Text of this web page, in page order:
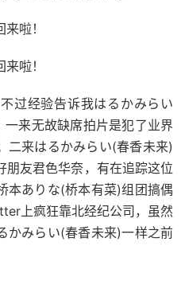
过经验告诉我はるかみらい
来无故缺席拍片是犯了业界
二来はるかみらい(春香未来)
朋友君色华奈，有在追踪这位
本ありな(桥本有菜)组团搞偶
上疯狂靠北经纪公司，虽然
かみらい(春香未来)一样之前